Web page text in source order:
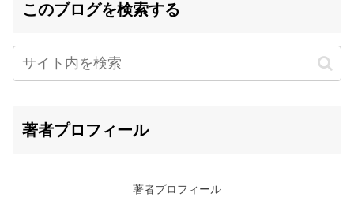
このブログを検索する
著者プロフィール
著者プロフィール